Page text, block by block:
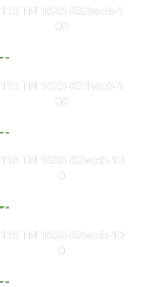
113 TN 1623-KS3web-1
00
113 TN 1625-KS1web-1
00
113 TN 1633-KSweb-10
0
113 TN 1655-KSweb-10
0